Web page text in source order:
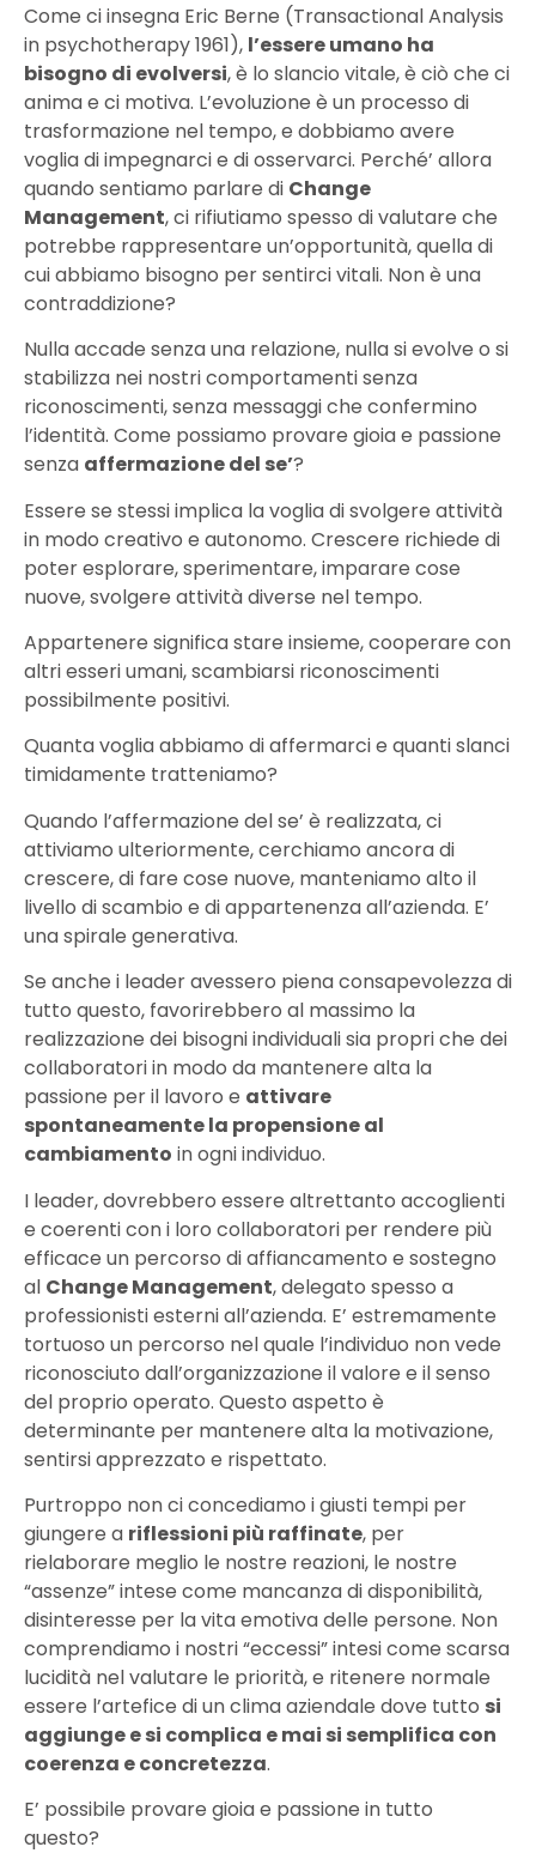
Come ci insegna Eric Berne (Transactional Analysis
in psychotherapy 1961), l’essere umano ha
bisogno di evolversi, è lo slancio vitale, è ciò che ci
anima e ci motiva. L’evoluzione è un processo di
trasformazione nel tempo, e dobbiamo avere
voglia di impegnarci e di osservarci. Perché’ allora
quando sentiamo parlare di Change
Management, ci rifiutiamo spesso di valutare che
potrebbe rappresentare un’opportunità, quella di
cui abbiamo bisogno per sentirci vitali. Non è una
contraddizione?
Nulla accade senza una relazione, nulla si evolve o si
stabilizza nei nostri comportamenti senza
riconoscimenti, senza messaggi che confermino
l’identità. Come possiamo provare gioia e passione
senza affermazione del se’?
Essere se stessi implica la voglia di svolgere attività
in modo creativo e autonomo. Crescere richiede di
poter esplorare, sperimentare, imparare cose
nuove, svolgere attività diverse nel tempo.
Appartenere significa stare insieme, cooperare con
altri esseri umani, scambiarsi riconoscimenti
possibilmente positivi.
Quanta voglia abbiamo di affermarci e quanti slanci
timidamente tratteniamo?
Quando l’affermazione del se’ è realizzata, ci
attiviamo ulteriormente, cerchiamo ancora di
crescere, di fare cose nuove, manteniamo alto il
livello di scambio e di appartenenza all’azienda. E’
una spirale generativa.
Se anche i leader avessero piena consapevolezza di
tutto questo, favorirebbero al massimo la
realizzazione dei bisogni individuali sia propri che dei
collaboratori in modo da mantenere alta la
passione per il lavoro e attivare
spontaneamente la propensione al
cambiamento in ogni individuo.
I leader, dovrebbero essere altrettanto accoglienti
e coerenti con i loro collaboratori per rendere più
efficace un percorso di affiancamento e sostegno
al Change Management, delegato spesso a
professionisti esterni all’azienda. E’ estremamente
tortuoso un percorso nel quale l’individuo non vede
riconosciuto dall’organizzazione il valore e il senso
del proprio operato. Questo aspetto è
determinante per mantenere alta la motivazione,
sentirsi apprezzato e rispettato.
Purtroppo non ci concediamo i giusti tempi per
giungere a riflessioni più raffinate, per
rielaborare meglio le nostre reazioni, le nostre
“assenze” intese come mancanza di disponibilità,
disinteresse per la vita emotiva delle persone. Non
comprendiamo i nostri “eccessi” intesi come scarsa
lucidità nel valutare le priorità, e ritenere normale
essere l’artefice di un clima aziendale dove tutto si
aggiunge e si complica e mai si semplifica con
coerenza e concretezza.
E’ possibile provare gioia e passione in tutto
questo?